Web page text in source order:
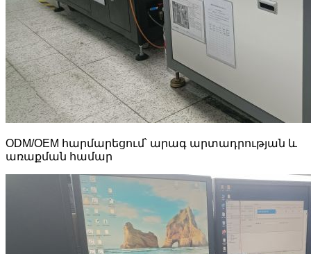
ODM/OEM հարմարեցում՝ արագ արտադրության և
առաքման համար